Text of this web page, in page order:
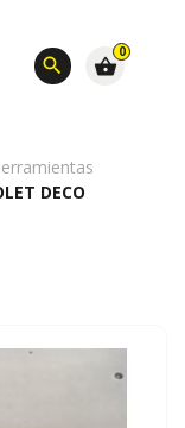
search
0
shopping_basket
DECO